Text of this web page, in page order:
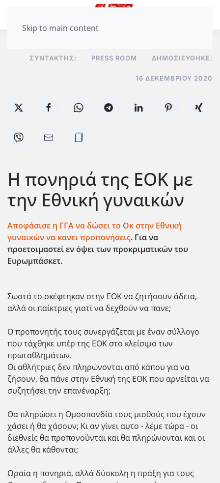
Skip to main content
ΣΥΝΤΆΚΤΗΣ: PRESS ROOM ΔΗΜΟΣΙΕΎΘΗΚΕ:
16 ΔΕΚΕΜΒΡΊΟΥ 2020
Η πονηριά της ΕΟΚ με
την Εθνική γυναικών
Αποφάσισε η ΓΓΑ να δώσει το Οκ στην Εθνική
γυναικών να κανει προπονήσεις. Για να
προετοιμαστεί εν όψει των προκριματικών του
Ευρωμπάσκετ.
Σωστά το σκέφτηκαν στην ΕΟΚ να ζητήσουν άδεια,
αλλά οι παίκτριες γιατί να δεχθούν να πανε;
Ο προπονητής τους συνεργάζεται με έναν σύλλογο
που τάχθηκε υπέρ της ΕΟΚ στο κλείσιμο των
πρωταθλημάτων.
Οι αθλήτριες δεν πληρώνονται από κάπου για να
ζήσουν, θα πάνε στην Εθνική της ΕΟΚ που αρνείται να
συζητήσει την επανέναρξη;
Θα πληρώσει η Ομοσπονδία τους μισθούς που έχουν
χάσει ή θα χάσουν; Κι αν γίνει αυτο - λέμε τώρα - οι
διεθνείς θα προπονούνται και θα πληρώνονται και οι
άλλες θα κάθονται;
Ωραία η πονηριά, αλλά δύσκολη η πράξη για τους